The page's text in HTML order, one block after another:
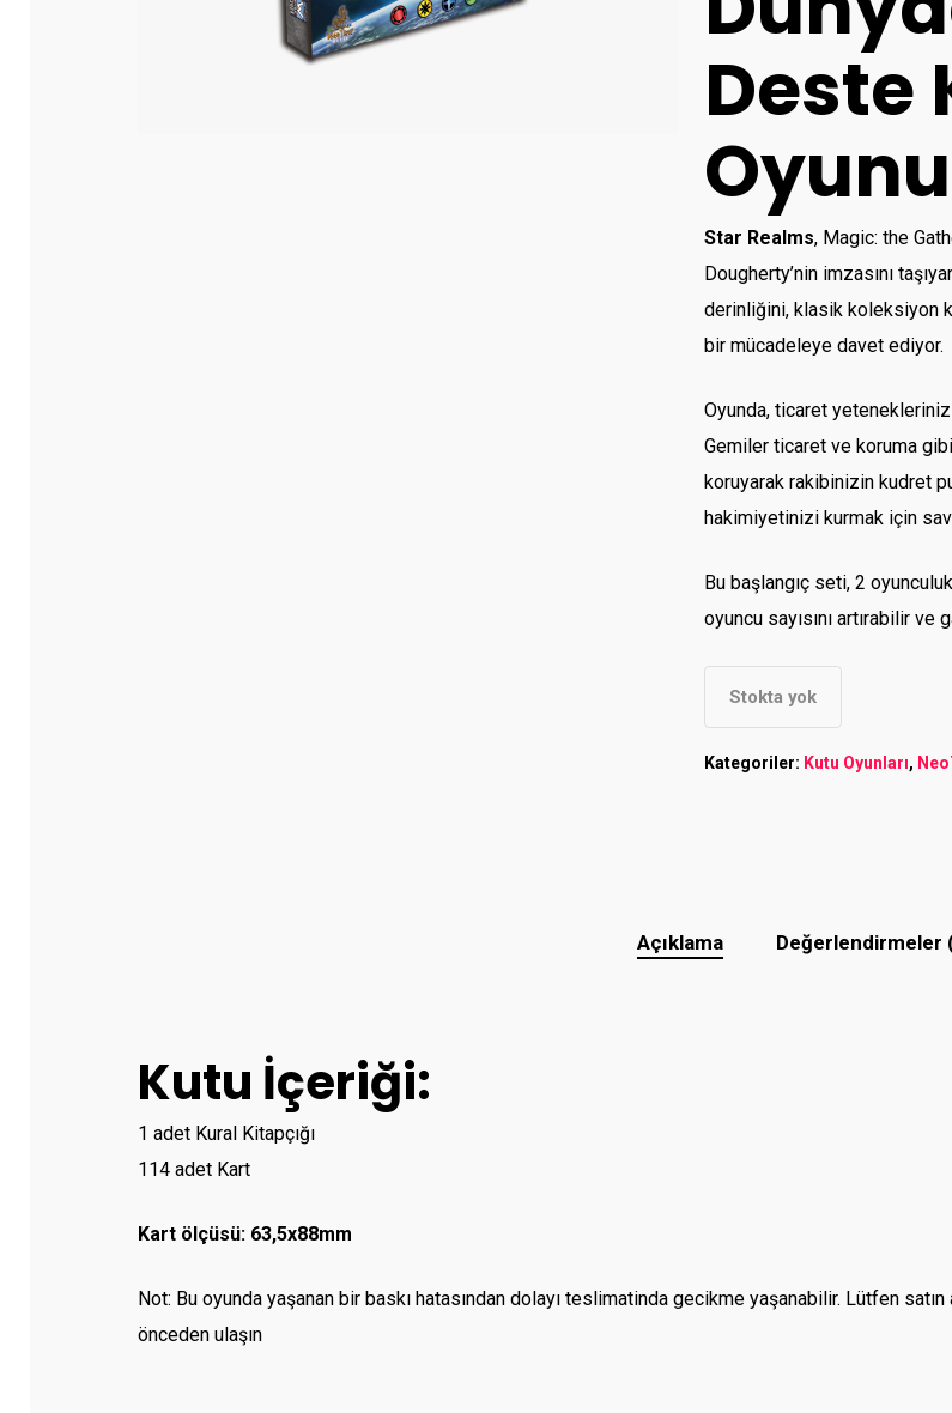
Deste
Star Realms, Magic: the
Dougherty’nin imzasını
derinliğini, klasik koleksiyon
bir mücadeleye davet ediyor.
Oyunda, ticaret
Gemiler ticaret ve koruma
koruyarak rakibinizin kudret
hakimiyetinizi kurmak için
Bu başlangıç seti, 2
oyuncu sayısını artırabilir
Stokta yok
Kategoriler: Kutu Oyunları,
Açıklama Değerlendirmeler
Kutu İçeriği:
1 adet Kural Kitapçığı
114 adet Kart
Kart ölçüsü: 63,5x88mm
Not: Bu oyunda yaşanan bir baskı hatasından dolayı teslimatinda gecikme yaşanabilir. Lütfen
önceden ulaşın